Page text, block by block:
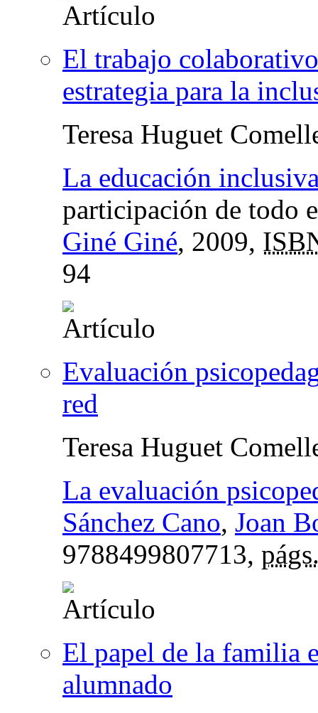
El trabajo
estrategia para la
Teresa Huguet
La educación
participación de todo
Giné Giné, 2009,
94
Evaluación
red
Teresa Huguet
La evaluación
Sánchez Cano, Joan
9788499807713,
El papel de la familia
alumnado